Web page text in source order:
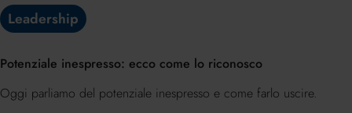
Leadership
Potenziale inespresso: ecco come lo riconosco
Oggi parliamo del potenziale inespresso e come farlo uscire.